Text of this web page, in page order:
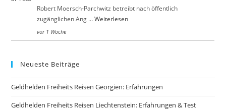
Robert Moersch-Parchwitz betreibt nach öffentlich
zugänglichen Ang …Weiterlesen
vor 1 Woche
Neueste Beiträge
Geldhelden Freiheits Reisen Georgien: Erfahrungen
Geldhelden Freiheits Reisen Liechtenstein: Erfahrungen & Test